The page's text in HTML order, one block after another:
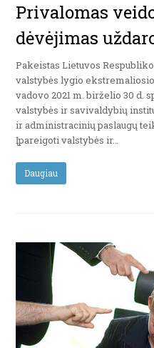
Privalomas
dėvėjimas
Pakeistas Lietuvos
valstybės lygio
vadovo 2021 m. birželio 30 d.
valstybės ir savivaldybių
ir administracinių paslaugų
Įpareigoti valstybės ir…
Daugiau